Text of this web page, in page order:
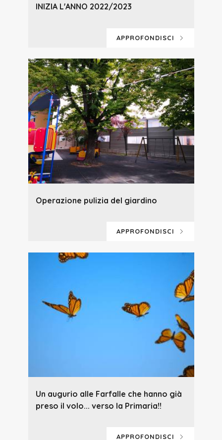
INIZIA L'ANNO 2022/2023
APPROFONDISCI
Operazione pulizia del giardino
APPROFONDISCI
Un augurio alle Farfalle che hanno già
preso il volo... verso la Primaria!!
APPROFONDISCI